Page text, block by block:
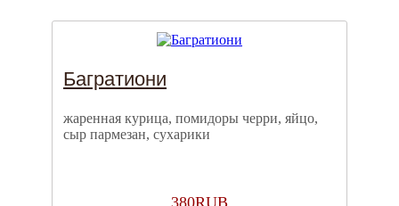
Багратиони
жаренная курица, помидоры черри, яйцо,
сыр пармезан, сухарики